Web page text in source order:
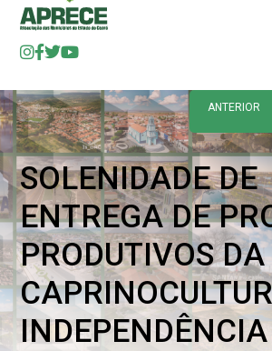
ANTERIOR
SOLENIDADE DE
ENTREGA DE
PRODUTIVOS DA
INDEPENDÊNCIA